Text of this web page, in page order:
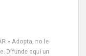
» Adopta, no le
Difunde aquí un